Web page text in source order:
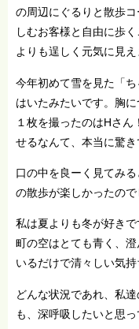
の周辺にぐるりと散歩
しむお客様と自由に歩
よりも逞しく元気に見え
今年初めて雪を見た「
はいたみたいです。胸
１枚を撮ったのはHさ
せるなんて、本当に驚き
口の中を良ーく見てみ
の散歩が楽しかったので
私は夏よりも冬が好き
町の空はとても青く、
いるだけで清々しい気持
どんな状況であれ、私
も、深呼吸したいと思